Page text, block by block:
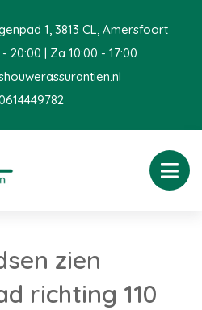
1, 3813 CL, Amersfoort
20:00 | Za 10:00 - 17:00
zien
richting 110